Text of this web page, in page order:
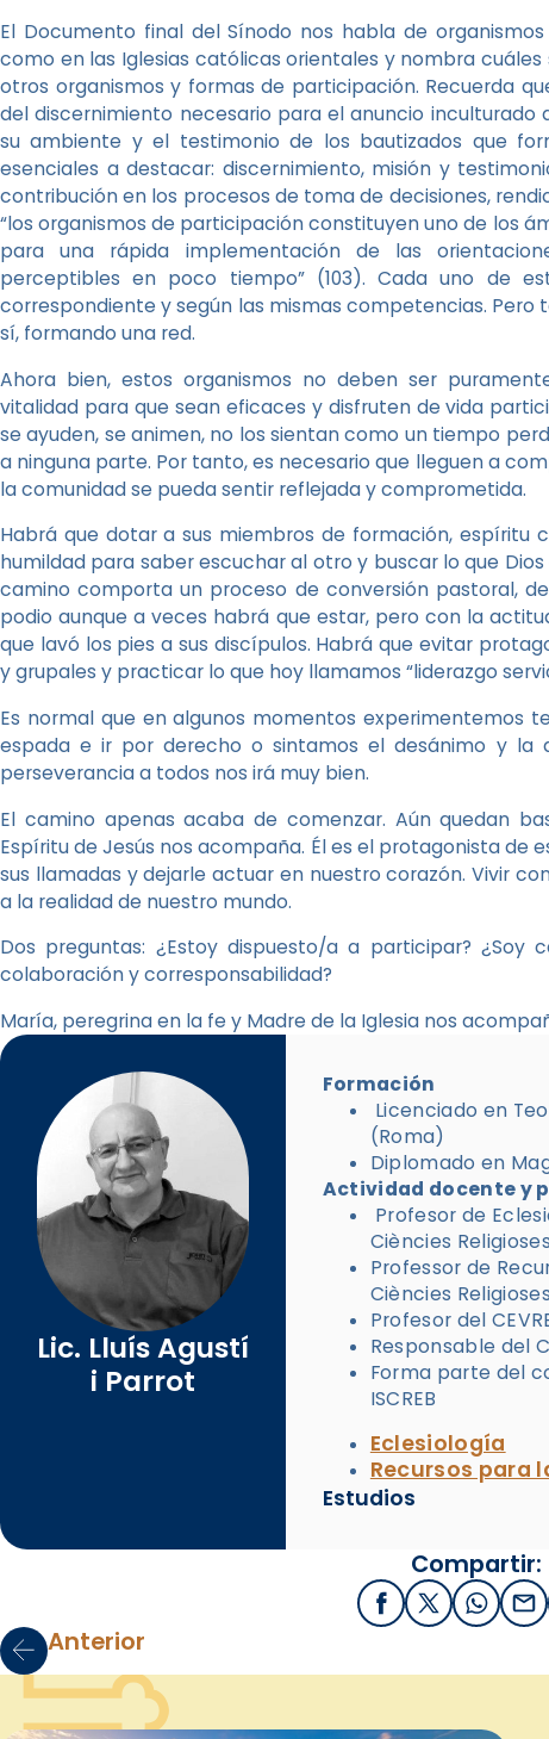
El Documento final del Sínodo nos habla de
como en las Iglesias católicas orientales y nombra
otros organismos y formas de participación. Recuerda
del discernimiento necesario para el anuncio inculturado
su ambiente y el testimonio de los bautizados que
esenciales a destacar: discernimiento, misión y
contribución en los procesos de toma de decisiones,
“los organismos de participación constituyen uno de los
para una rápida implementación de las
perceptibles en poco tiempo” (103). Cada uno de
correspondiente y según las mismas competencias.
sí, formando una red.
Ahora bien, estos organismos no deben ser
vitalidad para que sean eficaces y disfruten de vida
se ayuden, se animen, no los sientan como un tiempo
a ninguna parte. Por tanto, es necesario que lleguen a
la comunidad se pueda sentir reflejada y comprometida.
Habrá que dotar a sus miembros de formación, espíritu
humildad para saber escuchar al otro y buscar lo que
camino comporta un proceso de conversión pastoral,
podio aunque a veces habrá que estar, pero con la
que lavó los pies a sus discípulos. Habrá que evitar
y grupales y practicar lo que hoy llamamos “liderazgo
Es normal que en algunos momentos experimentemos
espada e ir por derecho o sintamos el desánimo y la
perseverancia a todos nos irá muy bien.
El camino apenas acaba de comenzar. Aún quedan
Espíritu de Jesús nos acompaña. Él es el protagonista de
sus llamadas y dejarle actuar en nuestro corazón. Vivir
a la realidad de nuestro mundo.
Dos preguntas: ¿Estoy dispuesto/a a participar?
colaboración y corresponsabilidad?
María, peregrina en la fe y Madre de la Iglesia nos
Lic. Lluís Agustí
i Parrot
Formación
Licenciado en
(Roma)
Diplomado en
Actividad docente y
Profesor de
Ciències
Professor de
Ciències
Profesor del
Responsable del
Forma parte del
ISCREB
Eclesiología
Recursos para
Estudios
Compartir:
FacebookX / Twitter
Anterior